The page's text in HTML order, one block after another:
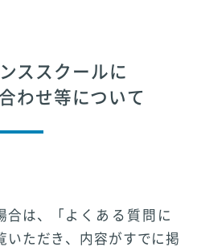
ススクールに
わせ等について
合は、「 よくある質問に
いただき、内容がすでに掲